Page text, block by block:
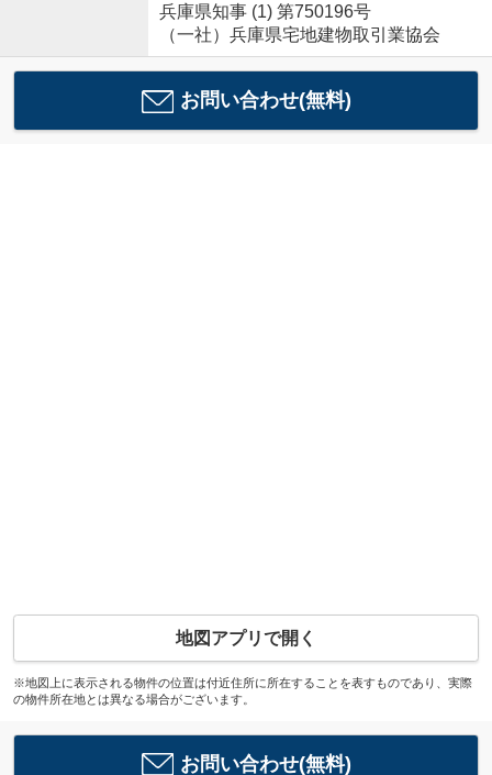
兵庫県知事 (1) 第750196号
（一社）兵庫県宅地建物取引業協会
お問い合わせ(無料)
地図アプリで開く
※地図上に表示される物件の位置は付近住所に所在することを表すものであり、実際
の物件所在地とは異なる場合がございます。
お問い合わせ(無料)